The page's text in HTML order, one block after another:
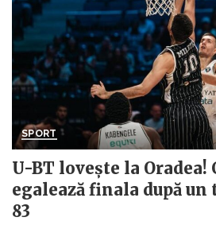
SPORT
U-BT lovește la
egalează finala după
83